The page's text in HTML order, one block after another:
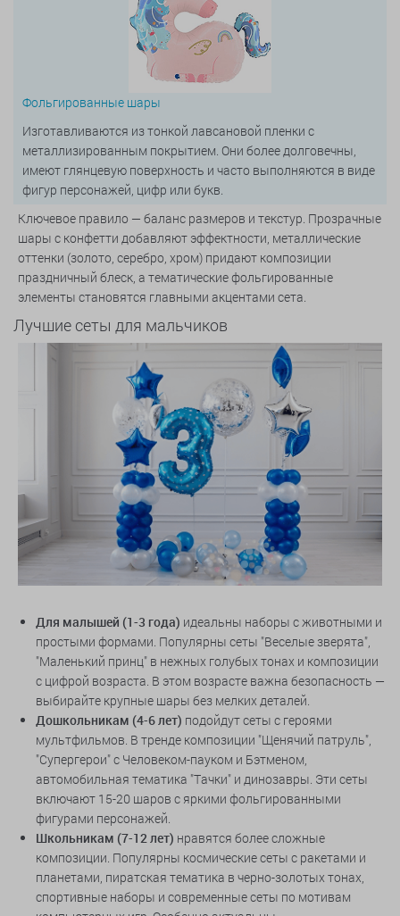
Фольгированные шары
Изготавливаются из тонкой лавсановой пленки с
металлизированным покрытием. Они более долговечны,
имеют глянцевую поверхность и часто выполняются в виде
фигур персонажей, цифр или букв.
Ключевое правило — баланс размеров и текстур. Прозрачные
шары с конфетти добавляют эффектности, металлические
оттенки (золото, серебро, хром) придают композиции
праздничный блеск, а тематические фольгированные
элементы становятся главными акцентами сета.
Лучшие сеты для мальчиков
Для малышей (1-3 года) идеальны наборы с животными и
простыми формами. Популярны сеты "Веселые зверята",
"Маленький принц" в нежных голубых тонах и композиции
с цифрой возраста. В этом возрасте важна безопасность —
выбирайте крупные шары без мелких деталей.
Дошкольникам (4-6 лет) подойдут сеты с героями
мультфильмов. В тренде композиции "Щенячий патруль",
"Супергерои" с Человеком-пауком и Бэтменом,
автомобильная тематика "Тачки" и динозавры. Эти сеты
включают 15-20 шаров с яркими фольгированными
фигурами персонажей.
Школьникам (7-12 лет) нравятся более сложные
композиции. Популярны космические сеты с ракетами и
планетами, пиратская тематика в черно-золотых тонах,
спортивные наборы и современные сеты по мотивам